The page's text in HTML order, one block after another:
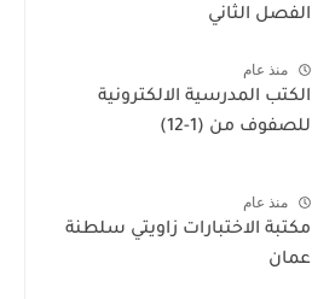
الفصل الثاني
منذ عام
الكتب المدرسية الالكترونية
للصفوف من (1-12)
منذ عام
مكتبة الاختبارات زاويتي سلطنة
عمان